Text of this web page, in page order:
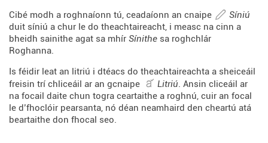
Cibé modh a roghnaíonn tú, ceadaíonn an cnaipe
Síniú
duit síniú a chur le do theachtaireacht, i measc na cinn a
bheidh sainithe agat sa mhír Sínithe sa roghchlár
Roghanna.
Is féidir leat an litriú i dtéacs do theachtaireachta a sheiceáil
freisin trí chliceáil ar an gcnaipe
Litriú. Ansin cliceáil ar
na focail daite chun togra ceartaithe a roghnú, cuir an focal
le d’fhoclóir pearsanta, nó déan neamhaird den cheartú atá
beartaithe don fhocal seo.